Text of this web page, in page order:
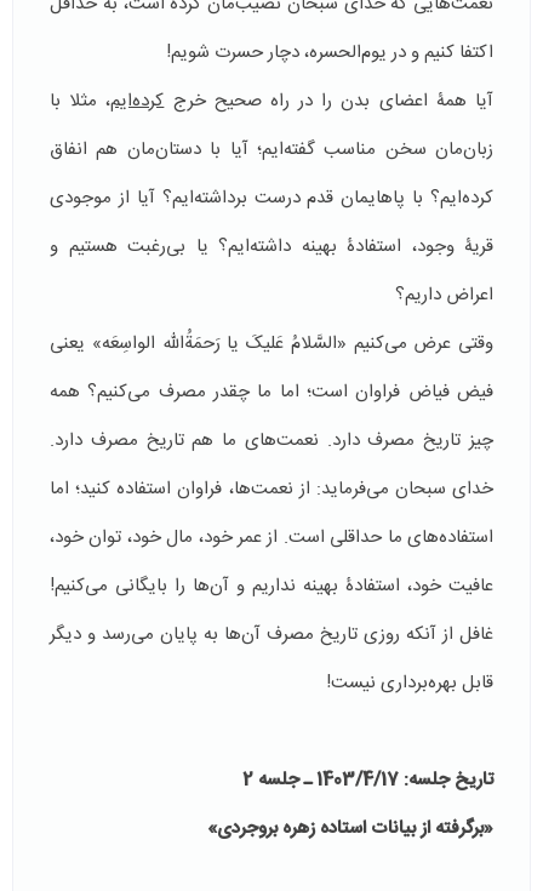
اکتفا کنیم و در یوم‌الحسره، دچار حسرت شویم!
آیا همۀ اعضای بدن را در راه صحیح خرجکرده‌ایم، مثلا با
زبان‌مان سخن مناسب گفته‌ایم؛ آیا با دستان‌مان هم انفاق
کرده‌ایم؟ با پاهایمان قدم درست برداشته‌ایم؟ آیا از موجودی
قریۀ وجود، استفادۀ بهینه داشته‌ایم؟ یا بی‌رغبت هستیم و
اعراض داریم؟
وقتی عرض می‌کنیم «السَّلامُ عَلیکَ یا رَحمَةُالله الواسِعَه» یعنی
فیض فیاض فراوان است؛ اما ما چقدر مصرف می‌کنیم؟ همه
چیز تاریخ مصرف دارد. نعمت‌های ما هم تاریخ مصرف دارد.
خدای سبحان می‌فرماید: از نعمت‌ها، فراوان استفاده کنید؛ اما
استفاده‌های ما حداقلی است. از عمر خود، مال خود، توان خود،
عافیت خود، استفادۀ بهینه نداریم و آن‌ها را بایگانی می‌کنیم!
غافل از آنکه روزی تاریخ مصرف آن‌ها به پایان می‌رسد و دیگر
قابل بهره‌برداری نیست!
تاریخ جلسه: 1403/4/17 ـ جلسه 2
«برگرفته از بیانات استاده زهره بروجردی»